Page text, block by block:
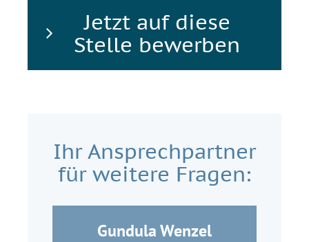
Jetzt auf diese
Stelle bewerben
Ihr Ansprechpartner
für weitere Fragen:
Gundula Wenzel